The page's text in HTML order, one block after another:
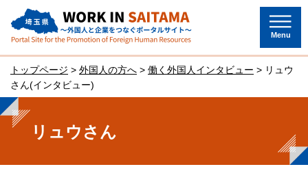
埼玉県～外国人と企業をつなぐポー
タルサイト～
Menu
トップページ > 外国人の方へ > 働く外国人インタビュー > リュウ
さん(インタビュー)
リュウさん